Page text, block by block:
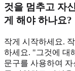
것을 멈추고 자
게 해야 하나요?
작게 시작하세요.
하세요. "그것에 대
문구를 사용하여